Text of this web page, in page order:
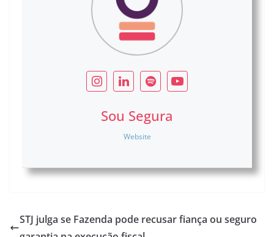
Sou Segura
Website
STJ julga se Fazenda pode recusar fiança ou seguro